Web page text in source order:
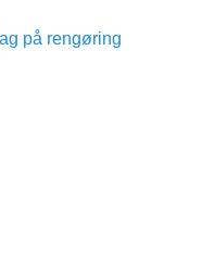
på rengøring